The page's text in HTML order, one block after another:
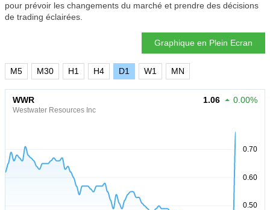
pour prévoir les changements du marché et prendre des décisions
de trading éclairées.
Graphique en Plein Ecran
M5 M30 H1 H4 D1 W1 MN
WWR
Westwater Resources Inc
1.06 0.00%